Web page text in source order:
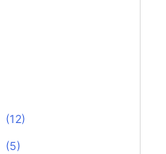
(12)
(5)